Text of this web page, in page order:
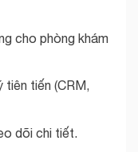
cho phòng khám
tiên tiến (CRM,
dõi chi tiết.